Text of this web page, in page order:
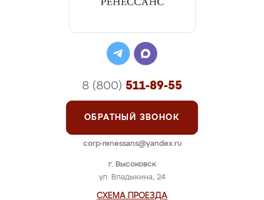
г. Высоковск
ул. Владыкина, 24
СХЕМА ПРОЕЗДА
8 (800) 511-89-55
ОБРАТНЫЙ ЗВОНОК
corp-renessans@yandex.ru